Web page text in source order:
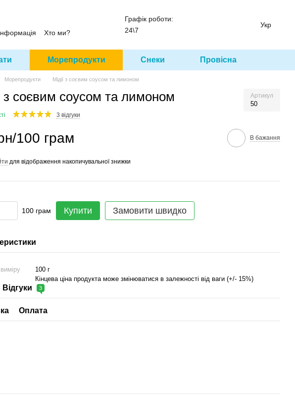
Хто ми?
Графік роботи:
24\7
Укр
Морепродукти Снеки Провісна
Морепродукти Мідії з соєвим соусом та лимоном
з соєвим соусом та лимоном Артикул
50
3 відгуки
100 грам В бажання
для відображення накопичувальної знижки
100 грам Купити Замовити швидко
100 г
Кінцева ціна продукта може змінюватися в залежності від ваги (+/- 15%)
Відгуки 3
Оплата